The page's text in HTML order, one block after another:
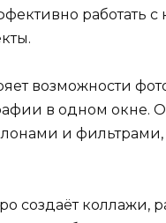
работать с
возможности
в одном окне.
и фильтрами,
создаёт коллажи,